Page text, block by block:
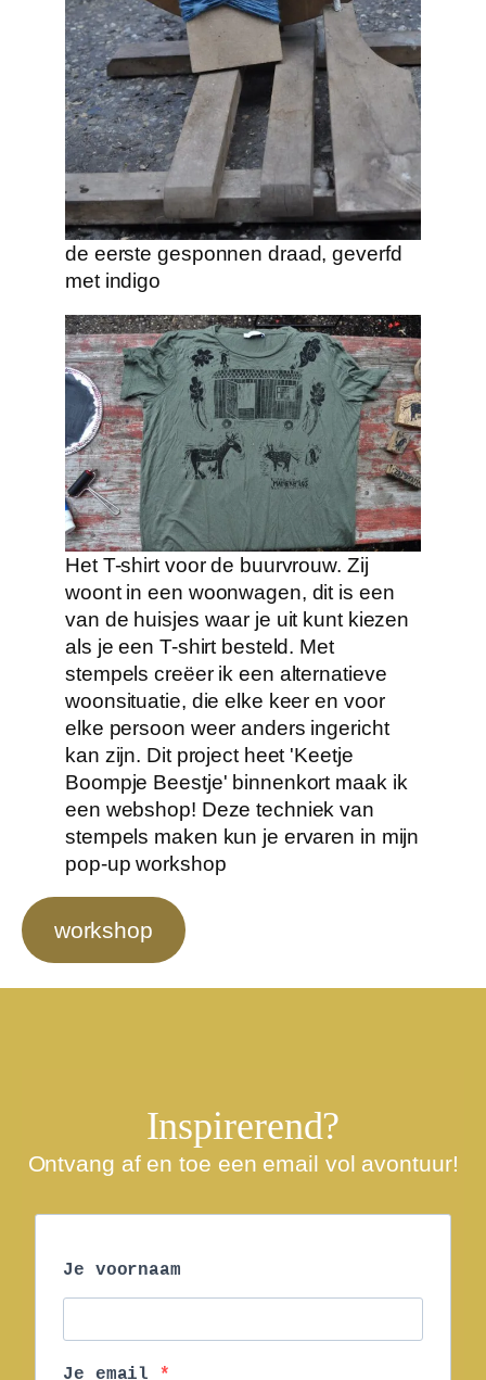
de eerste gesponnen draad, geverfd
met indigo
Het T-shirt voor de buurvrouw. Zij
woont in een woonwagen, dit is een
van de huisjes waar je uit kunt kiezen
als je een T-shirt besteld. Met
stempels creëer ik een alternatieve
woonsituatie, die elke keer en voor
elke persoon weer anders ingericht
kan zijn. Dit project heet 'Keetje
Boompje Beestje' binnenkort maak ik
een webshop! Deze techniek van
stempels maken kun je ervaren in mijn
pop-up workshop
workshop
Inspirerend?
Ontvang af en toe een email vol avontuur!
Je voornaam
Je email